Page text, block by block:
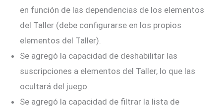
en función de las dependencias de los elementos
del Taller (debe configurarse en los propios
elementos del Taller).
Se agregó la capacidad de deshabilitar las
suscripciones a elementos del Taller, lo que las
ocultará del juego.
Se agregó la capacidad de filtrar la lista de